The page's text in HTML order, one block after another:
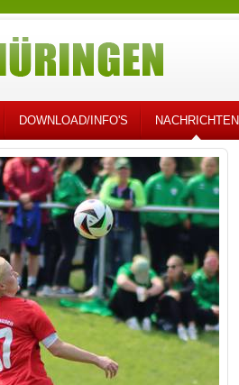
DOWNLOAD/INFO'S NACHRICHTEN